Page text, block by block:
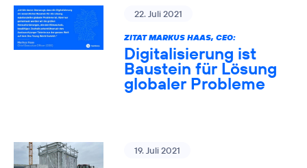
22. Juli 2021
ZITAT MARKUS HAAS, CEO:
Digitalisierung ist
Baustein für Lösung
globaler Probleme
19. Juli 2021